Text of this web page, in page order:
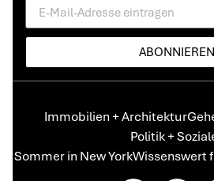
ABONNIEREN
Immobilien + Architektur
Politik +
Sommer in New YorkWissenswert